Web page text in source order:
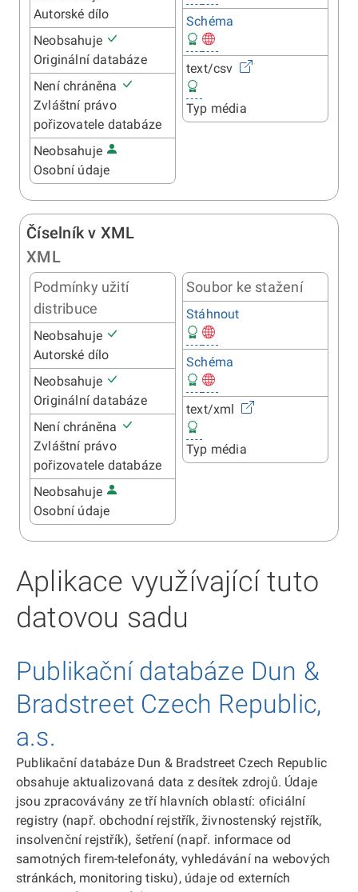
Autorské dílo
Neobsahuje
Originální databáze
Není chráněna
Zvláštní právo
pořizovatele databáze
Neobsahuje
Osobní údaje
Schéma
text/csv
Typ média
Číselník v XML
XML
Podmínky užití
distribuce
Neobsahuje
Autorské dílo
Neobsahuje
Originální databáze
Není chráněna
Zvláštní právo
pořizovatele databáze
Neobsahuje
Osobní údaje
Soubor ke stažení
Stáhnout
Schéma
text/xml
Typ média
Aplikace využívající tuto
datovou sadu
Publikační databáze Dun &
Bradstreet Czech Republic,
a.s.
Publikační databáze Dun & Bradstreet Czech Republic
obsahuje aktualizovaná data z desítek zdrojů. Údaje
jsou zpracovávány ze tří hlavních oblastí: oficiální
registry (např. obchodní rejstřík, živnostenský rejstřík,
insolvenční rejstřík), šetření (např. informace od
samotných firem-telefonáty, vyhledávání na webových
stránkách, monitoring tisku), údaje od externích